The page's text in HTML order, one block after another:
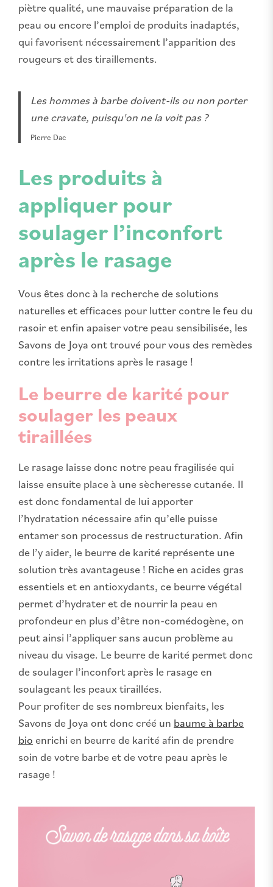
piètre qualité, une mauvaise préparation de la
peau ou encore l’emploi de produits inadaptés,
qui favorisent nécessairement l’apparition des
rougeurs et des tiraillements.
Les hommes à barbe doivent-ils ou non porter
une cravate, puisqu'on ne la voit pas ?
Pierre Dac
Les produits à
appliquer pour
soulager l’inconfort
après le rasage
Vous êtes donc à la recherche de solutions
naturelles et efficaces pour lutter contre le feu du
rasoir et enfin apaiser votre peau sensibilisée, les
Savons de Joya ont trouvé pour vous des remèdes
contre les irritations après le rasage !
Le beurre de karité pour
soulager les peaux
tiraillées
Le rasage laisse donc notre peau fragilisée qui
laisse ensuite place à une sècheresse cutanée. Il
est donc fondamental de lui apporter
l’hydratation nécessaire afin qu’elle puisse
entamer son processus de restructuration. Afin
de l’y aider, le beurre de karité représente une
solution très avantageuse ! Riche en acides gras
essentiels et en antioxydants, ce beurre végétal
permet d’hydrater et de nourrir la peau en
profondeur en plus d’être non-comédogène, on
peut ainsi l’appliquer sans aucun problème au
niveau du visage. Le beurre de karité permet donc
de soulager l’inconfort après le rasage en
soulageant les peaux tiraillées.
Pour profiter de ses nombreux bienfaits, les
Savons de Joya ont donc créé un baume à barbe
bio enrichi en beurre de karité afin de prendre
soin de votre barbe et de votre peau après le
rasage !